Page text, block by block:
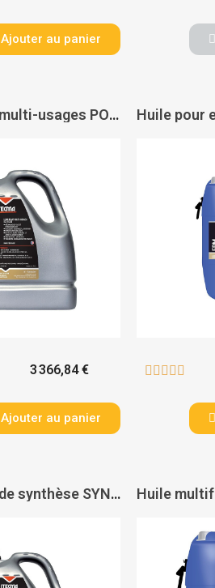
Ajouter au panier
Lubrifiants multi-usages POLYFLUIDA - ITECMA
3 366,84 €
Ajouter au panier
    
Lubrifiants de synthèse SYNTHOIL 5W40 - ITECMA